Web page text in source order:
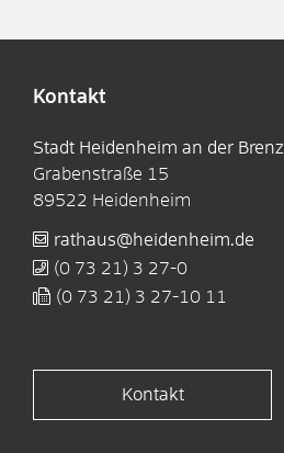
Kontakt
Stadt Heidenheim an der Brenz
Grabenstraße 15
89522 Heidenheim
rathaus@heidenheim.de
(0 73 21) 3 27-0
(0 73 21) 3 27-10 11
Kontakt